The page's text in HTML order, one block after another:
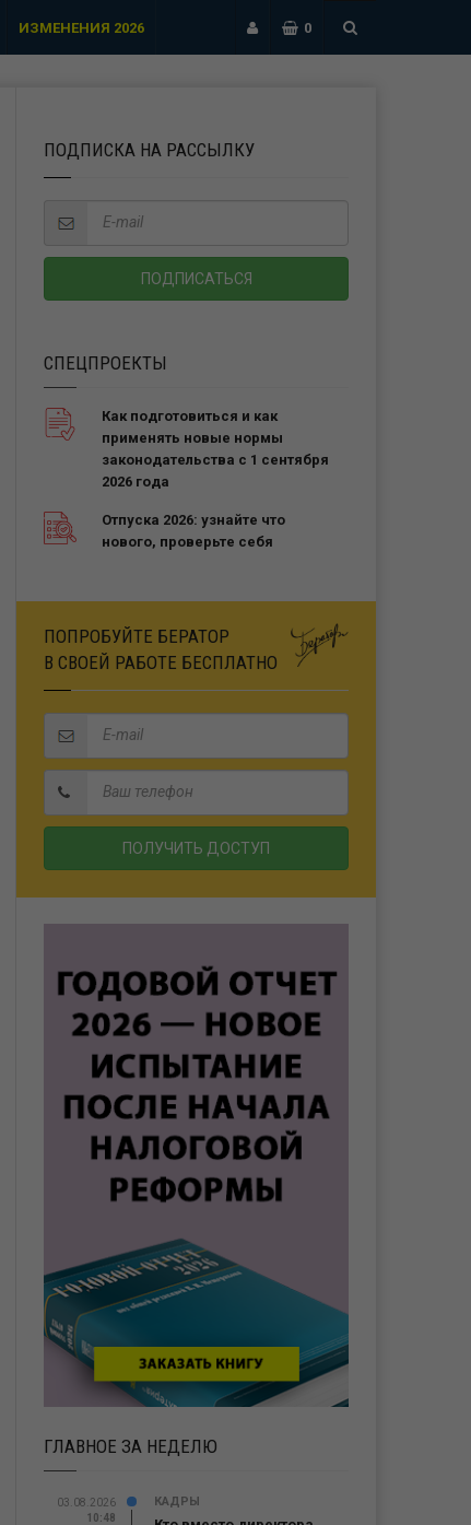
ИЗМЕНЕНИЯ 2026 0
ПОДПИСКА НА РАССЫЛКУ
СПЕЦПРОЕКТЫ
Как подготовиться и как
применять новые нормы
законодательства с 1 сентября
2026 года
Отпуска 2026: узнайте что
нового, проверьте себя
ПОПРОБУЙТЕ БЕРАТОР
В СВОЕЙ РАБОТЕ БЕСПЛАТНО
ГЛАВНОЕ ЗА НЕДЕЛЮ
03.08.2026
10:48
КАДРЫ